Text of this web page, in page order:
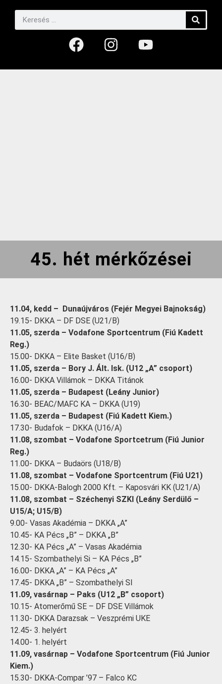
45. hét mérkőzései
11.04, kedd – Dunaújváros (Fejér Megyei Bajnokság)
19.15- DKKA – DF DSE (U21/B)
11.05, szerda – Vodafone Sportcentrum (Fiú Kadett
Reg.)
15.00- DKKA – Elite Basket (U16/B)
11.05, szerda – Bory J. Ált. Isk. (U12 „A” csoport)
16.00- DKKA Villámok – DKKA Titánok
11.05, szerda – Budapest (Leány Junior)
16.30- BEAC/MAFC KA – DKKA (U19)
11.05, szerda – Budapest (Fiú Kadett Kiem.)
17.30- Budafok – DKKA (U16/A)
11.08, szombat – Vodafone Sportcetrum (Fiú Junior
Reg.)
11.00- DKKA – Budaörs (U18/B)
11.08, szombat – Vodafone Sportcentrum (Fiú U21)
15.00- DKKA-Balogh 2000 Kft. – Kaposvári KK (U21/A)
11.08, szombat – Széchenyi SZKI (Leány Serdülő –
U15/A; U15/B)
9.00- Vasas Akadémia – DKKA „A”
10.45- KA Pécs „B” – DKKA „B”
12.30- KA Pécs „A” – Vasas Akadémia
14.15- Szombathelyi Si – KA Pécs „B”
16.00- DKKA „A” – KA Pécs „A”
17.45- DKKA „B” – Szombathelyi SI
11.09, vasárnap – Paks (U12 „B” csoport)
10.15- Atomerőmű SE – DF DSE Villámok
11.30- DKKA Darazsak – Veszprémi UKE
12.45- 3. helyért
14.00- 1. helyért
11.09, vasárnap – Vodafone Sportcentrum (Fiú Junior
Kiem.)
15.30- DKKA-Compar ’97 – Falco KC